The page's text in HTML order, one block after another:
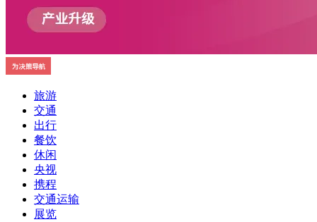
旅游
交通
出行
餐饮
休闲
央视
携程
交通运输
展览